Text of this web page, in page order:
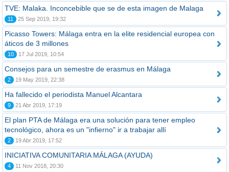
TVE: Malaka. Inconcebible que se de esta imagen de Malaga
11 25 Sep 2019, 19:32
Picasso Towers: Málaga entra en la elite residencial europea con
áticos de 3 millones
10 17 Jul 2019, 10:54
Consejos para un semestre de erasmus en Málaga
2 19 May 2019, 22:38
Ha fallecido el periodista Manuel Alcantara
9 21 Abr 2019, 17:19
El plan PTA de Málaga era una solución para tener empleo
tecnológico, ahora es un "infierno" ir a trabajar allí
2 19 Abr 2019, 17:52
INICIATIVA COMUNITARIA MÁLAGA (AYUDA)
4 11 Nov 2018, 20:30